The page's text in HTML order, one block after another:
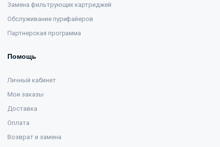
Замена фильтрующих картриджей
Обслуживание пурифайеров
Партнерская программа
Помощь
Личный кабинет
Мои заказы
Доставка
Оплата
Возврат и замена